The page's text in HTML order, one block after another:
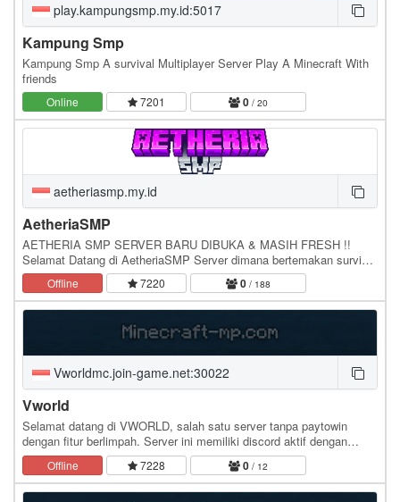
play.kampungsmp.my.id:5017
Kampung Smp
Kampung Smp A survival Multiplayer Server Play A Minecraft With
friends
Online 7201 0 / 20
aetheriasmp.my.id
AetheriaSMP
AETHERIA SMP SERVER BARU DIBUKA & MASIH FRESH !!
Selamat Datang di AetheriaSMP Server dimana bertemakan survival
ekonomi yang membebaskan player untuk saling…
Offline 7220 0 / 188
Vworldmc.join-game.net:30022
Vworld
Selamat datang di VWORLD, salah satu server tanpa paytowin
dengan fitur berlimpah. Server ini memiliki discord aktif dengan
pemain yang ramah. Takut mati? Kami memiliki…
Offline 7228 0 / 12